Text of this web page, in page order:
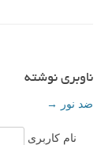
ناوبری نوشته
ضد نور →
نام کاربری